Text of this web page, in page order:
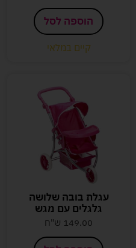
הוספה לסל
קיים במלאי
עגלת בובה שלושה
גלגלים עם מגש
149.00 ש"ח